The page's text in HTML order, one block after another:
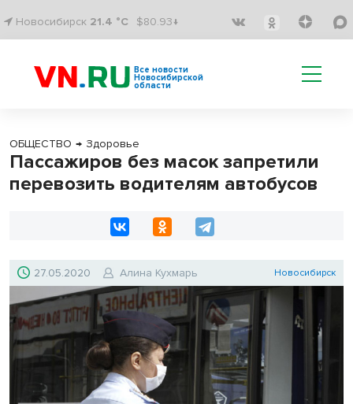
Новосибирск 21.4 °C $80.93↓
Все новости
Новосибирской
области
ОБЩЕСТВО → Здоровье
Пассажиров без масок запретили
перевозить водителям автобусов
27.05.2020 Алина Кухмарь Новосибирск